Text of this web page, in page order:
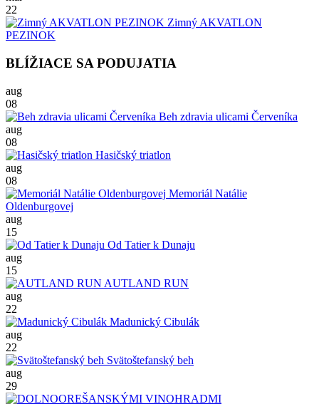
22
Zimný AKVATLON
PEZINOK
BLÍŽIACE SA PODUJATIA
aug
08
Beh zdravia ulicami Červeníka
aug
08
Hasičský triatlon
aug
08
Memoriál Natálie
Oldenburgovej
aug
15
Od Tatier k Dunaju
aug
15
AUTLAND RUN
aug
22
Madunický Cibulák
aug
22
Svätoštefanský beh
aug
29